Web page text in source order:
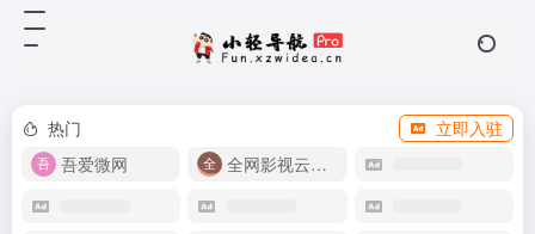
热门
立即入驻
吾爱微网
全网影视云盘资源